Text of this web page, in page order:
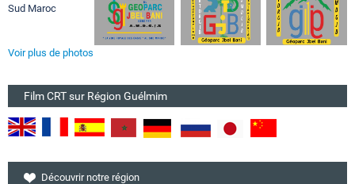
Voir plus de photos
Film CRT sur Région Guélmim
Découvrir notre région